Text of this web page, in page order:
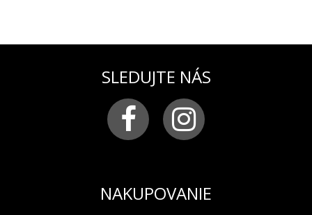
materiál:pravá koža s hladkým lesklým
chirurgická oceľ v pozlátenej PVD úprave
s logom VOSTOK-EUROPE
šírka remienka: 20 mm
remienkom jej hodinky budú každý deň vyzerať
SLEDUJTE NÁS
NAKUPOVANIE